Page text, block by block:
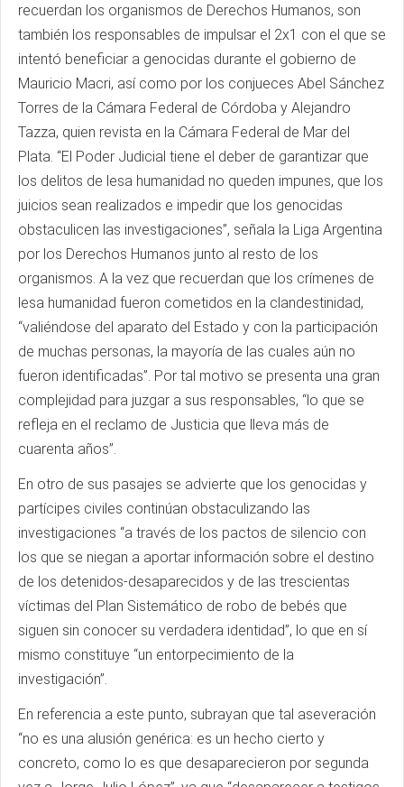
recuerdan los organismos de Derechos Humanos, son
también los responsables de impulsar el 2x1 con el que se
intentó beneficiar a genocidas durante el gobierno de
Mauricio Macri, así como por los conjueces Abel Sánchez
Torres de la Cámara Federal de Córdoba y Alejandro
Tazza, quien revista en la Cámara Federal de Mar del
Plata. “El Poder Judicial tiene el deber de garantizar que
los delitos de lesa humanidad no queden impunes, que los
juicios sean realizados e impedir que los genocidas
obstaculicen las investigaciones”, señala la Liga Argentina
por los Derechos Humanos junto al resto de los
organismos. A la vez que recuerdan que los crímenes de
lesa humanidad fueron cometidos en la clandestinidad,
“valiéndose del aparato del Estado y con la participación
de muchas personas, la mayoría de las cuales aún no
fueron identificadas”. Por tal motivo se presenta una gran
complejidad para juzgar a sus responsables, “lo que se
refleja en el reclamo de Justicia que lleva más de
cuarenta años”.
En otro de sus pasajes se advierte que los genocidas y
partícipes civiles continúan obstaculizando las
investigaciones “a través de los pactos de silencio con
los que se niegan a aportar información sobre el destino
de los detenidos-desaparecidos y de las trescientas
víctimas del Plan Sistemático de robo de bebés que
siguen sin conocer su verdadera identidad”, lo que en sí
mismo constituye “un entorpecimiento de la
investigación”.
En referencia a este punto, subrayan que tal aseveración
“no es una alusión genérica: es un hecho cierto y
concreto, como lo es que desaparecieron por segunda